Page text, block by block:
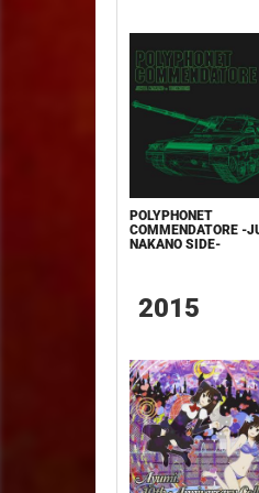
POLYPHONET
COMMENDATORE -
NAKANO SIDE-
2015